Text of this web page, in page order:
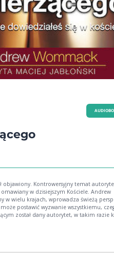
objawiony. Kontrowersyjny temat
w dzisiejszym Kościele. Andrew
w wielu krajach, wprowadza świeżą
postawić wyzwanie wszystkiemu,
umyśle? Odpowiedź jest niezbędna, aby